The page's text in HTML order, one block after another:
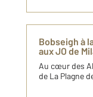
Bobseigh à
aux JO de
Au cœur des
de La Plagne